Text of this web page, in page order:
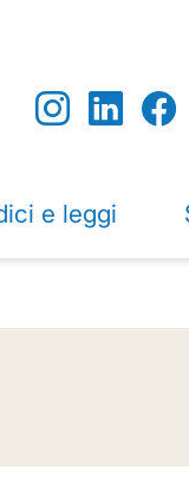
e leggi